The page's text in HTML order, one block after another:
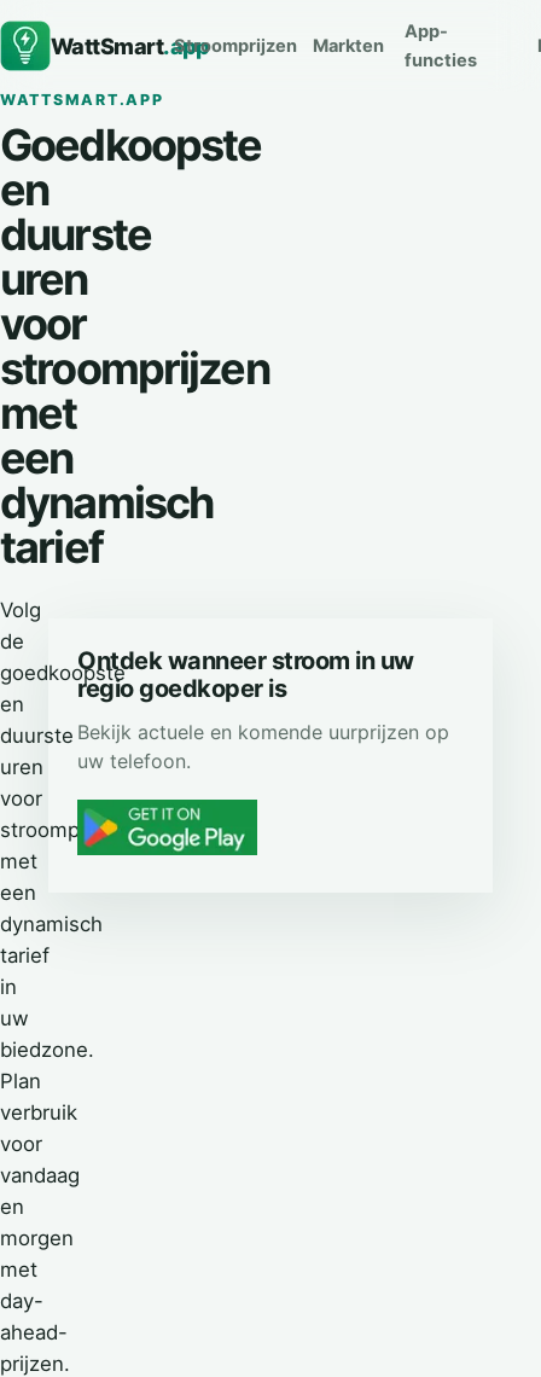
WattSmart.app
Stroomprijzen Markten
App-
functies
WATTSMART.APP
Goedkoopste
en
duurste
uren
voor
stroomprijzen
met
een
dynamisch
tarief
Volg
de
goedkoopste
en
duurste
uren
voor
stroomprijzen
met
een
dynamisch
tarief
in
uw
biedzone.
Plan
verbruik
voor
vandaag
en
morgen
met
day-
ahead-
prijzen.
Ontdek wanneer stroom in uw
regio goedkoper is
Bekijk actuele en komende uurprijzen op
uw telefoon.